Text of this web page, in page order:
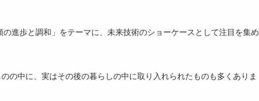
進歩と調和」をテーマに、未来技術のショーケースとして注目を集め
の中に、実はその後の暮らしの中に取り入れられたものも多くありま